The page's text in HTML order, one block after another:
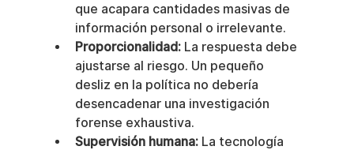
que acapara cantidades masivas de
información personal o irrelevante.
Proporcionalidad: La respuesta debe
ajustarse al riesgo. Un pequeño
desliz en la política no debería
desencadenar una investigación
forense exhaustiva.
Supervisión humana: La tecnología